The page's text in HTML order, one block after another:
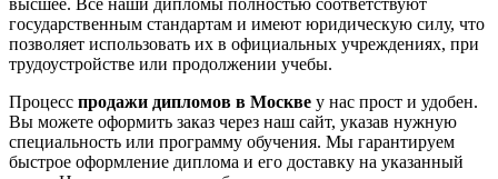
высшее. Все наши дипломы полностью соответствуют
государственным стандартам и имеют юридическую силу, что
позволяет использовать их в официальных учреждениях, при
трудоустройстве или продолжении учебы.
Процесс продажи дипломов в Москве у нас прост и удобен.
Вы можете оформить заказ через наш сайт, указав нужную
специальность или программу обучения. Мы гарантируем
быстрое оформление диплома и его доставку на указанный